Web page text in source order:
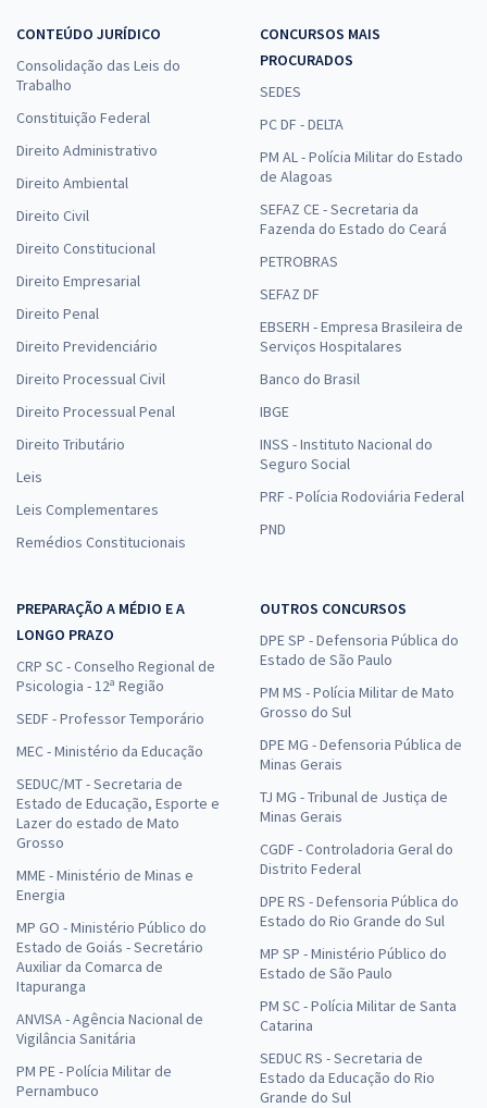
CONTEÚDO JURÍDICO
Consolidação das Leis do
Trabalho
Constituição Federal
Direito Administrativo
Direito Ambiental
Direito Civil
Direito Constitucional
Direito Empresarial
Direito Penal
Direito Previdenciário
Direito Processual Civil
Direito Processual Penal
Direito Tributário
Leis
Leis Complementares
Remédios Constitucionais
CONCURSOS MAIS
PROCURADOS
SEDES
PC DF - DELTA
PM AL - Polícia Militar do Estado
de Alagoas
SEFAZ CE - Secretaria da
Fazenda do Estado do Ceará
PETROBRAS
SEFAZ DF
EBSERH - Empresa Brasileira de
Serviços Hospitalares
Banco do Brasil
IBGE
INSS - Instituto Nacional do
Seguro Social
PRF - Polícia Rodoviária Federal
PND
PREPARAÇÃO A MÉDIO E A
LONGO PRAZO
CRP SC - Conselho Regional de
Psicologia - 12ª Região
SEDF - Professor Temporário
MEC - Ministério da Educação
SEDUC/MT - Secretaria de
Estado de Educação, Esporte e
Lazer do estado de Mato
Grosso
MME - Ministério de Minas e
Energia
MP GO - Ministério Público do
Estado de Goiás - Secretário
Auxiliar da Comarca de
Itapuranga
ANVISA - Agência Nacional de
Vigilância Sanitária
PM PE - Polícia Militar de
Pernambuco
OUTROS CONCURSOS
DPE SP - Defensoria Pública do
Estado de São Paulo
PM MS - Polícia Militar de Mato
Grosso do Sul
DPE MG - Defensoria Pública de
Minas Gerais
TJ MG - Tribunal de Justiça de
Minas Gerais
CGDF - Controladoria Geral do
Distrito Federal
DPE RS - Defensoria Pública do
Estado do Rio Grande do Sul
MP SP - Ministério Público do
Estado de São Paulo
PM SC - Polícia Militar de Santa
Catarina
SEDUC RS - Secretaria de
Estado da Educação do Rio
Grande do Sul